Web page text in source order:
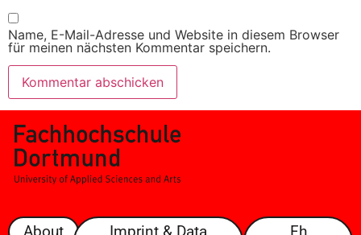
Name, E-Mail-Adresse und Website in diesem Browser
für meinen nächsten Kommentar speichern.